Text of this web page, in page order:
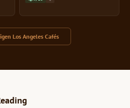
Los Angeles Cafés